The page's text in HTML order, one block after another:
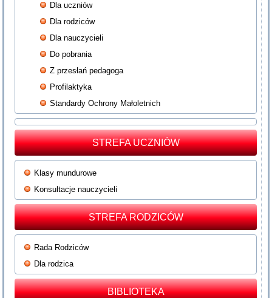
Dla uczniów
Dla rodziców
Dla nauczycieli
Do pobrania
Z przesłań pedagoga
Profilaktyka
Standardy Ochrony Małoletnich
STREFA UCZNIÓW
Klasy mundurowe
Konsultacje nauczycieli
STREFA RODZICÓW
Rada Rodziców
Dla rodzica
BIBLIOTEKA